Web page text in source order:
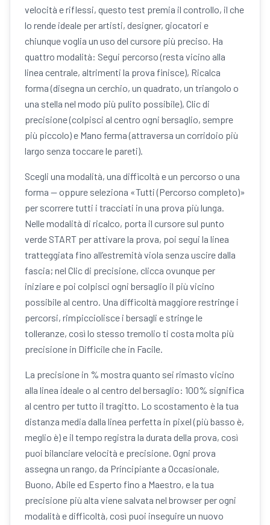
velocità e riflessi, questo test premia il controllo, il che
lo rende ideale per artisti, designer, giocatori e
chiunque voglia un uso del cursore più preciso. Ha
quattro modalità: Segui percorso (resta vicino alla
linea centrale, altrimenti la prova finisce), Ricalca
forma (disegna un cerchio, un quadrato, un triangolo o
una stella nel modo più pulito possibile), Clic di
precisione (colpisci al centro ogni bersaglio, sempre
più piccolo) e Mano ferma (attraversa un corridoio più
largo senza toccare le pareti).
Scegli una modalità, una difficoltà e un percorso o una
forma — oppure seleziona «Tutti (Percorso completo)»
per scorrere tutti i tracciati in una prova più lunga.
Nelle modalità di ricalco, porta il cursore sul punto
verde START per attivare la prova, poi segui la linea
tratteggiata fino all’estremità viola senza uscire dalla
fascia; nel Clic di precisione, clicca ovunque per
iniziare e poi colpisci ogni bersaglio il più vicino
possibile al centro. Una difficoltà maggiore restringe i
percorsi, rimpicciolisce i bersagli e stringe le
tolleranze, così lo stesso tremolio ti costa molta più
precisione in Difficile che in Facile.
La precisione in % mostra quanto sei rimasto vicino
alla linea ideale o al centro del bersaglio: 100% significa
al centro per tutto il tragitto. Lo scostamento è la tua
distanza media dalla linea perfetta in pixel (più basso è,
meglio è) e il tempo registra la durata della prova, così
puoi bilanciare velocità e precisione. Ogni prova
assegna un rango, da Principiante a Occasionale,
Buono, Abile ed Esperto fino a Maestro, e la tua
precisione più alta viene salvata nel browser per ogni
modalità e difficoltà, così puoi inseguire un nuovo